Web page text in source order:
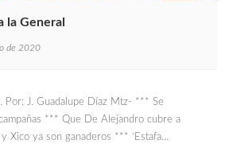
la General
de 2020
Por: J. Guadalupe Díaz Mtz- *** Se
*** Que De Alejandro cubre a
Xico ya son ganaderos *** ‘Estafa…